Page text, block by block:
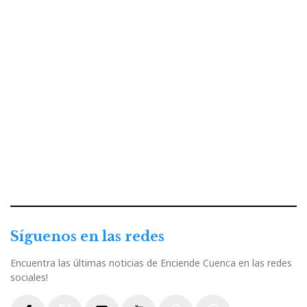
Síguenos en las redes
Encuentra las últimas noticias de Enciende Cuenca en las redes
sociales!